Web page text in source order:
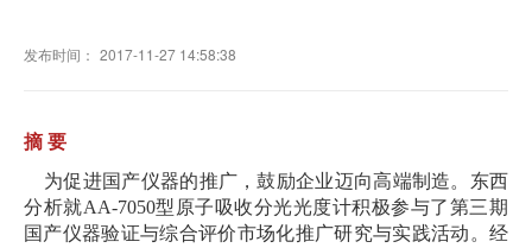
发布时间： 2017-11-27 14:58:38
摘 要
为促进国产仪器的推广，鼓励企业迈向高端制造。东西
分析就AA-7050型原子吸收分光光度计积极参与了第三期
国产仪器验证与综合评价市场化推广研究与实践活动。经